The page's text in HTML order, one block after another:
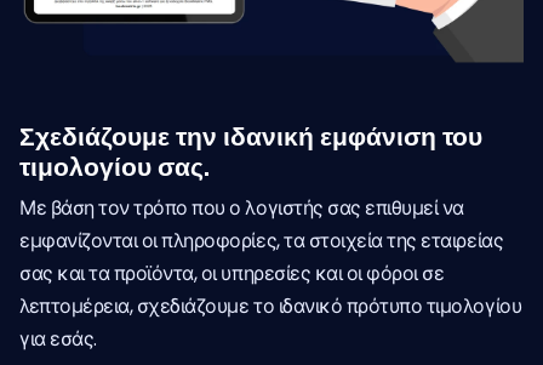
Σχεδιάζουμε την ιδανική εμφάνιση του
τιμολογίου σας.
Με βάση τον τρόπο που ο λογιστής σας επιθυμεί να
εμφανίζονται οι πληροφορίες, τα στοιχεία της εταιρείας
σας και τα προϊόντα, οι υπηρεσίες και οι φόροι σε
λεπτομέρεια, σχεδιάζουμε το ιδανικό πρότυπο τιμολογίου
για εσάς.